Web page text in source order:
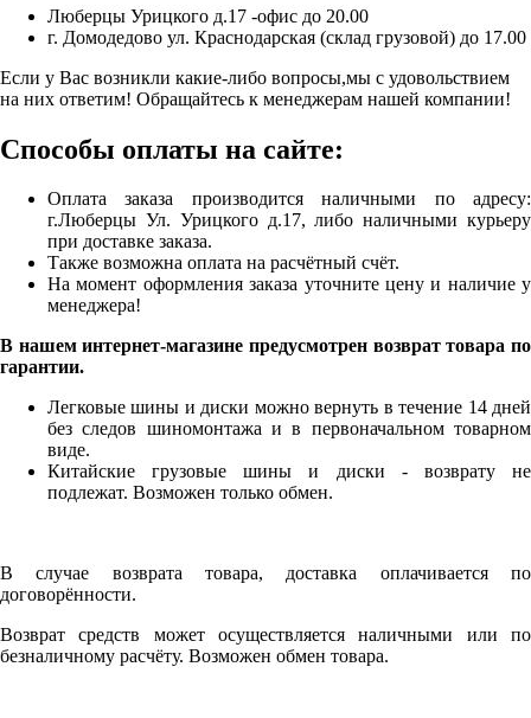
Люберцы Урицкого д.17 -офис до 20.00
г. Домодедово ул. Краснодарская (склад грузовой) до 17.00
Если у Вас возникли какие-либо вопросы,мы с удовольствием
на них ответим! Обращайтесь к менеджерам нашей компании!
Способы оплаты на сайте:
Оплата заказа производится наличными по адресу:
г.Люберцы Ул. Урицкого д.17, либо наличными курьеру
при доставке заказа.
Также возможна оплата на расчётный счёт.
На момент оформления заказа уточните цену и наличие у
менеджера!
В нашем интернет-магазине предусмотрен возврат товара по
гарантии.
Легковые шины и диски можно вернуть в течение 14 дней
без следов шиномонтажа и в первоначальном товарном
виде.
Китайские грузовые шины и диски - возврату не
подлежат. Возможен только обмен.
В случае возврата товара, доставка оплачивается по
договорённости.
Возврат средств может осуществляется наличными или по
безналичному расчёту. Возможен обмен товара.